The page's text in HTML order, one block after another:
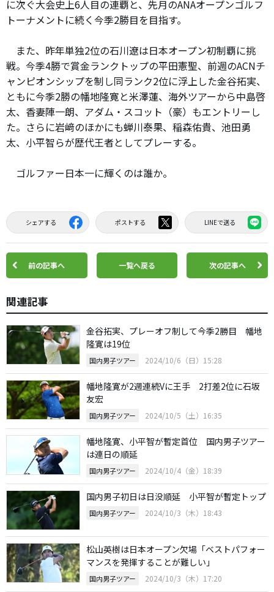
に次ぐ大会史上6人目の連覇と、先月のANAオープンゴルフ
トーナメントに続く今季2勝目を目指す。
また、昨年単独2位の石川遼は日本オープン初制覇に挑
戦。今季4勝で賞金ランクトップの平田憲聖、前週のACNチ
ャンピオンシップを制し同ランク2位に浮上した金谷拓実、
ともに今季2勝の幡地隆寛と米澤蓮、海外ツアーから中島啓
太、香妻陣一朗、アダム・スコット（豪）もエントリーし
た。さらに岩﨑のほかにも蝉川泰果、稲森佑貴、池田勇
太、小平智らが歴代王者としてプレーする。
ゴルファー日本一に輝くのは誰か。
シェアする ポストする LINEで送る
前の記事へ 一覧へ戻る 次の記事へ
関連記事
金谷拓実、プレーオフ制して今季2勝目 幡地
隆寛は19位
国内男子ツアー 2024/10/6（日）15:28
幡地隆寛が2週連続Vに王手 2打差2位に石坂
友宏
国内男子ツアー 2024/10/5（土）16:35
幡地隆寛、小平智が暫定首位 国内男子ツアー
は連日の順延
国内男子ツアー 2024/10/4（金）18:39
国内男子初日は日没順延 小平智が暫定トップ
国内男子ツアー 2024/10/3（木）18:43
松山英樹は日本オープン欠場「ベストパフォー
マンスを発揮することが難しい」
国内男子ツアー 2024/10/3（木）17:20